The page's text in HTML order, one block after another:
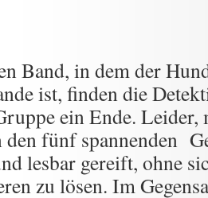
Band, in dem der
ist, finden die
ein Ende. Leider,
den fünf spannenden
lesbar gereift, ohne
zu lösen. Im